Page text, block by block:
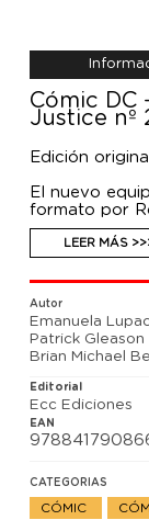
Cómic DC
Justice nº
Edición
El nuevo
formato por
Lantern y
para liberar
Connor Kent
problemas.
está
LEER MÁS
Autor
Emanuela
Patrick Gleason
Brian Michael
Editorial
Ecc Ediciones
EAN
CATEGORIAS
CÓMIC